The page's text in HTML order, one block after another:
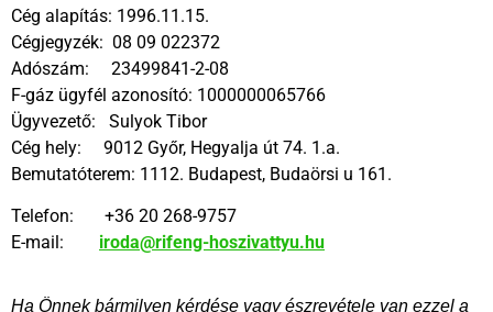
Cég alapítás: 1996.11.15.
Cégjegyzék: 08 09 022372
Adószám: 23499841-2-08
F-gáz ügyfél azonosító: 1000000065766
Ügyvezető: Sulyok Tibor
Cég hely: 9012 Győr, Hegyalja út 74. 1.a.
Bemutatóterem: 1112. Budapest, Budaörsi u 161.
Telefon: +36 20 268-9757
E-mail:
iroda@rifeng-hoszivattyu.hu
Ha Önnek bármilyen kérdése vagy észrevétele van ezzel a